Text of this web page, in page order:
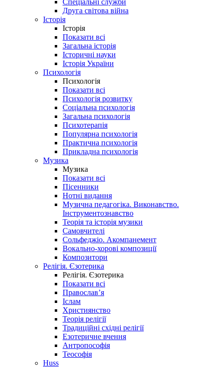
Спеціальні служби
Друга світова війна
Історія
Історія
Показати всі
Загальна історія
Історичні науки
Історія України
Психологія
Психологія
Показати всі
Психологія розвитку
Соціальна психологія
Загальна психологія
Психотерапія
Популярна психологія
Практична психологія
Прикладна психологія
Музика
Музика
Показати всі
Пісенники
Нотні видання
Музична педагогіка. Виконавство.
Інструментознавство
Теорія та історія музики
Самовчителі
Сольфеджіо. Акомпанемент
Вокально-хорові композиції
Композитори
Релігія. Єзотерика
Релігія. Єзотерика
Показати всі
Православ’я
Іслам
Християнство
Теорія релігії
Традиційні східні релігії
Езотеричне вчення
Антропософія
Теософія
Huss